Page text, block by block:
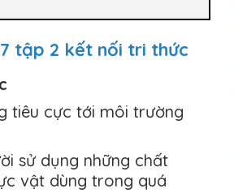
tập 2 kết nối tri thức
tiêu cực tới môi trường
sử dụng những chất
vật dùng trong quá